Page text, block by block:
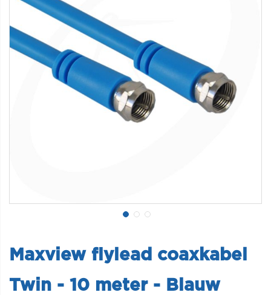
Maxview flylead coaxkabel
Twin - 10 meter - Blauw